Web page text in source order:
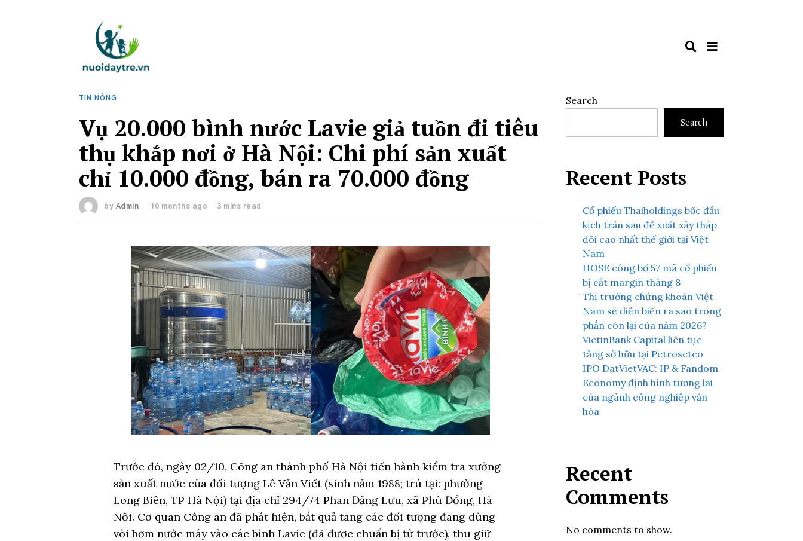
TIN NÓNG
Vụ 20.000 bình nước Lavie giả tuồn đi tiêu
thụ khắp nơi ở Hà Nội: Chi phí sản xuất
chỉ 10.000 đồng, bán ra 70.000 đồng
by Admin 10 months ago 3 mins read
Trước đó, ngày 02/10, Công an thành phố Hà Nội tiến hành kiểm tra xưởng
sản xuất nước của đối tượng Lê Văn Viết (sinh năm 1988; trú tại: phường
Long Biên, TP Hà Nội) tại địa chỉ 294/74 Phan Đăng Lưu, xã Phù Đổng, Hà
Nội. Cơ quan Công an đã phát hiện, bắt quả tang các đối tượng đang dùng
vòi bơm nước máy vào các bình Lavie (đã được chuẩn bị từ trước), thu giữ
Search
Search
Recent Posts
Cổ phiếu Thaiholdings bốc đầu
kịch trần sau đề xuất xây tháp
đôi cao nhất thế giới tại Việt
Nam
HOSE công bố 57 mã cổ phiếu
bị cắt margin tháng 8
Thị trường chứng khoán Việt
Nam sẽ diễn biến ra sao trong
phần còn lại của năm 2026?
VietinBank Capital liên tục
tăng sở hữu tại Petrosetco
IPO DatVietVAC: IP & Fandom
Economy định hình tương lai
của ngành công nghiệp văn
hóa
Recent
Comments
No comments to show.